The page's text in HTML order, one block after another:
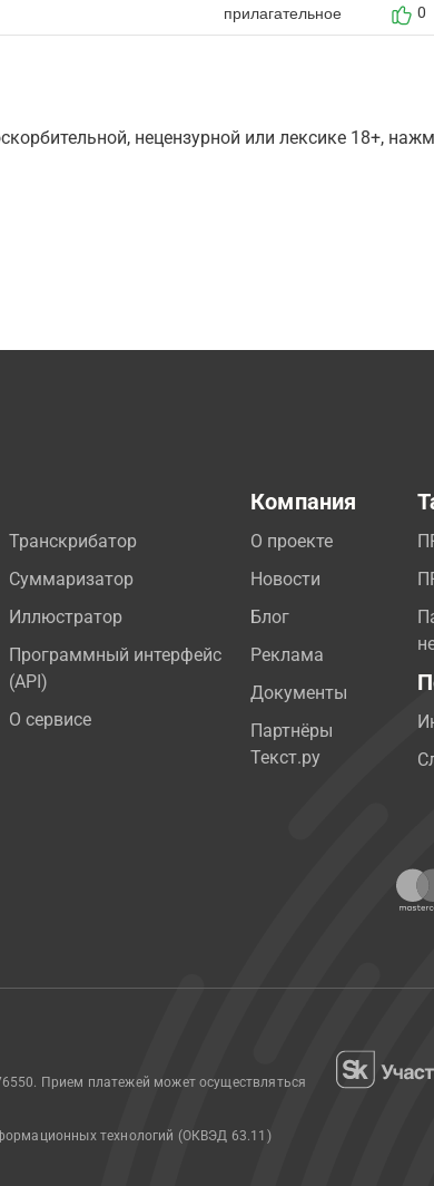
прилагательное 0
нецензурной или лексике 18+,
Транскрибатор
Суммаризатор
Иллюстратор
Программный интерфейс
(API)
О сервисе
Компания
О проекте
Новости
Блог
Реклама
Документы
Партнёры
Текст.ру
Прием платежей может осуществляться
технологий (ОКВЭД 63.11)